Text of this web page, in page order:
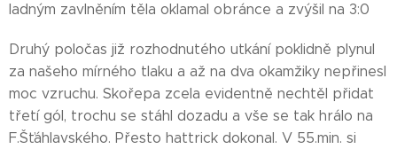
ladným zavlněním těla oklamal obránce a zvýšil na 3:0
Druhý poločas již rozhodnutého utkání poklidně plynul
za našeho mírného tlaku a až na dva okamžiky nepřinesl
moc vzruchu. Skořepa zcela evidentně nechtěl přidat
třetí gól, trochu se stáhl dozadu a vše se tak hrálo na
F.Šťáhlavského. Přesto hattrick dokonal. V 55.min. si